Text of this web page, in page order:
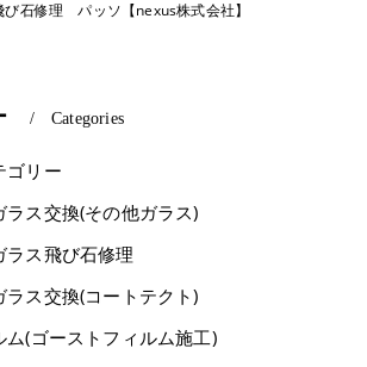
石修理 パッソ【nexus株式会社】
Categories
ゴリー
ラス交換(その他ガラス)
ラス飛び石修理
ラス交換(コートテクト)
ム(ゴーストフィルム施工)